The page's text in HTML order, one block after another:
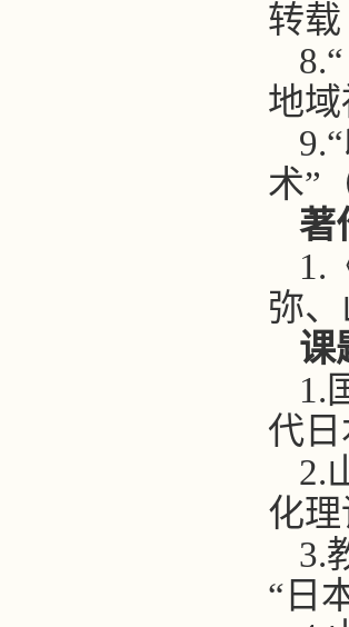
转载
地
术”
著
1.
弥
课
1.
代
2.
化
3.
“日